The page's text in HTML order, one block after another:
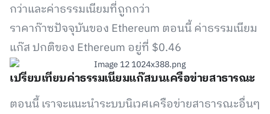
กว่าและค่าธรรมเนียมที่ถูกกว่า
ราคาก๊าซปัจจุบันของ Ethereum ตอนนี้ ค่าธรรมเนียม
แก๊ส ปกติของ Ethereum อยู่ที่ $0.46
เปรียบเทียบค่าธรรมเนียมแก๊สบนเครือข่ายสาธารณะ
ตอนนี้ เราจะแนะนำระบบนิเวศเครือข่ายสาธารณะอื่นๆ